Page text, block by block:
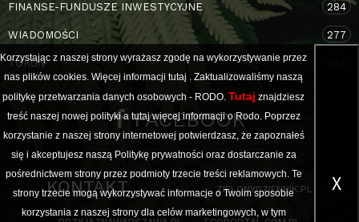
FINANSE-FUNDUSZE INWESTYCYJNE 284
WIADOMOŚCI 277
TORUŃ
FACEBOOK
KONTAKT ZIELONYDZIENNIK.PL
Korzystając z naszej strony wyrażasz zgodę na wykorzystywanie przez
nas plików cookies. Więcej informacji tutaj . Zaktualizowaliśmy naszą
politykę przetwarzania danych osobowych - RODO. Tutaj znajdziesz
treść naszej nowej polityki a tutajwięcej informacji o Rodo. Poprzez
korzystanie z naszej strony internetowej potwierdzasz, że zapoznałeś
się i akceptujesz naszą Politykę prywatności oraz dostarczanie za
pośrednictwem strony przez podmioty trzecie treści reklamowych. Te
strony trzecie mogą wykorzystywać informacje o Twoim sposobie
korzystania z naszej strony dla celów marketingowych, w tym
X